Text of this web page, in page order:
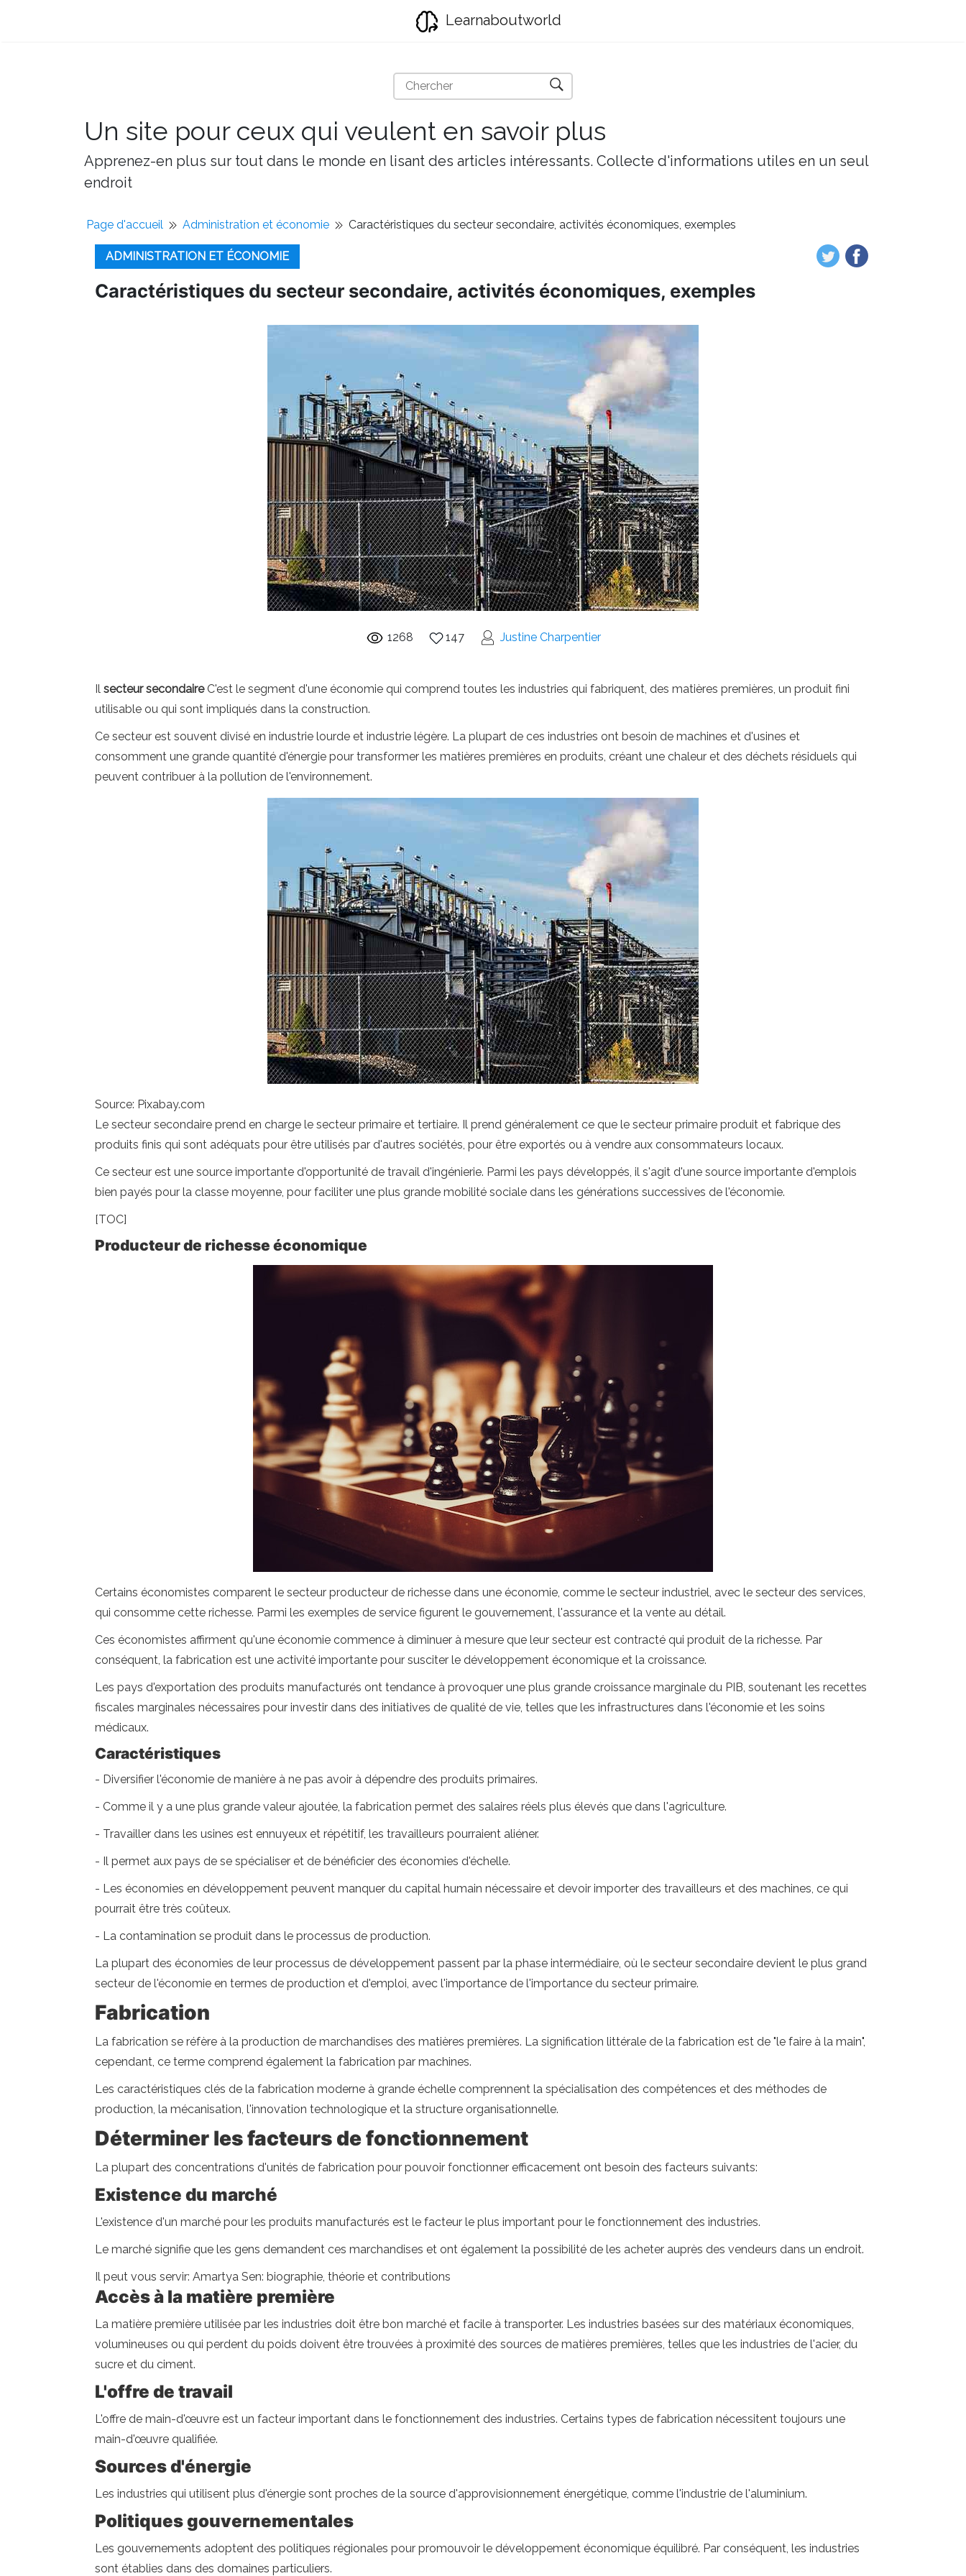
Learnaboutworld
Un site pour ceux qui veulent en savoir plus
Apprenez-en plus sur tout dans le monde en lisant des articles intéressants. Collecte d'informations utiles en un seul
endroit
Page d'accueil Administration et économie Caractéristiques du secteur secondaire, activités économiques, exemples
ADMINISTRATION ET ÉCONOMIE
Caractéristiques du secteur secondaire, activités économiques, exemples
1268 147 Justine Charpentier
Il secteur secondaireC'est le segment d'une économie qui comprend toutes les industries qui fabriquent, des matières premières, un produit fini
utilisable ou qui sont impliqués dans la construction.
Ce secteur est souvent divisé en industrie lourde et industrie légère. La plupart de ces industries ont besoin de machines et d'usines et
consomment une grande quantité d'énergie pour transformer les matières premières en produits, créant une chaleur et des déchets résiduels qui
peuvent contribuer à la pollution de l'environnement.
Source: Pixabay.com
Le secteur secondaire prend en charge le secteur primaire et tertiaire. Il prend généralement ce que le secteur primaire produit et fabrique des
produits finis qui sont adéquats pour être utilisés par d'autres sociétés, pour être exportés ou à vendre aux consommateurs locaux.
Ce secteur est une source importante d'opportunité de travail d'ingénierie. Parmi les pays développés, il s'agit d'une source importante d'emplois
bien payés pour la classe moyenne, pour faciliter une plus grande mobilité sociale dans les générations successives de l'économie.
[TOC]
Producteur de richesse économique
Certains économistes comparent le secteur producteur de richesse dans une économie, comme le secteur industriel, avec le secteur des services,
qui consomme cette richesse. Parmi les exemples de service figurent le gouvernement, l'assurance et la vente au détail.
Ces économistes affirment qu'une économie commence à diminuer à mesure que leur secteur est contracté qui produit de la richesse. Par
conséquent, la fabrication est une activité importante pour susciter le développement économique et la croissance.
Les pays d'exportation des produits manufacturés ont tendance à provoquer une plus grande croissance marginale du PIB, soutenant les recettes
fiscales marginales nécessaires pour investir dans des initiatives de qualité de vie, telles que les infrastructures dans l'économie et les soins
médicaux.
Caractéristiques
- Diversifier l'économie de manière à ne pas avoir à dépendre des produits primaires.
- Comme il y a une plus grande valeur ajoutée, la fabrication permet des salaires réels plus élevés que dans l'agriculture.
- Travailler dans les usines est ennuyeux et répétitif, les travailleurs pourraient aliéner.
- Il permet aux pays de se spécialiser et de bénéficier des économies d'échelle.
- Les économies en développement peuvent manquer du capital humain nécessaire et devoir importer des travailleurs et des machines, ce qui
pourrait être très coûteux.
- La contamination se produit dans le processus de production.
La plupart des économies de leur processus de développement passent par la phase intermédiaire, où le secteur secondaire devient le plus grand
secteur de l'économie en termes de production et d'emploi, avec l'importance de l'importance du secteur primaire.
Fabrication
La fabrication se réfère à la production de marchandises des matières premières. La signification littérale de la fabrication est de "le faire à la main",
cependant, ce terme comprend également la fabrication par machines.
Les caractéristiques clés de la fabrication moderne à grande échelle comprennent la spécialisation des compétences et des méthodes de
production, la mécanisation, l'innovation technologique et la structure organisationnelle.
Déterminer les facteurs de fonctionnement
La plupart des concentrations d'unités de fabrication pour pouvoir fonctionner efficacement ont besoin des facteurs suivants:
Existence du marché
L'existence d'un marché pour les produits manufacturés est le facteur le plus important pour le fonctionnement des industries.
Le marché signifie que les gens demandent ces marchandises et ont également la possibilité de les acheter auprès des vendeurs dans un endroit.
Il peut vous servir: Amartya Sen: biographie, théorie et contributions
Accès à la matière première
La matière première utilisée par les industries doit être bon marché et facile à transporter. Les industries basées sur des matériaux économiques,
volumineuses ou qui perdent du poids doivent être trouvées à proximité des sources de matières premières, telles que les industries de l'acier, du
sucre et du ciment.
L'offre de travail
L'offre de main-d'œuvre est un facteur important dans le fonctionnement des industries. Certains types de fabrication nécessitent toujours une
main-d'œuvre qualifiée.
Sources d'énergie
Les industries qui utilisent plus d'énergie sont proches de la source d'approvisionnement énergétique, comme l'industrie de l'aluminium.
Politiques gouvernementales
Les gouvernements adoptent des politiques régionales pour promouvoir le développement économique équilibré. Par conséquent, les industries
sont établies dans des domaines particuliers.